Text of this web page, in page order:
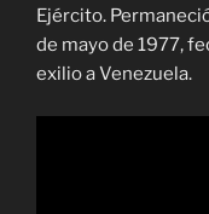
Ejército.
de mayo de 1977,
exilio a Venezuela.